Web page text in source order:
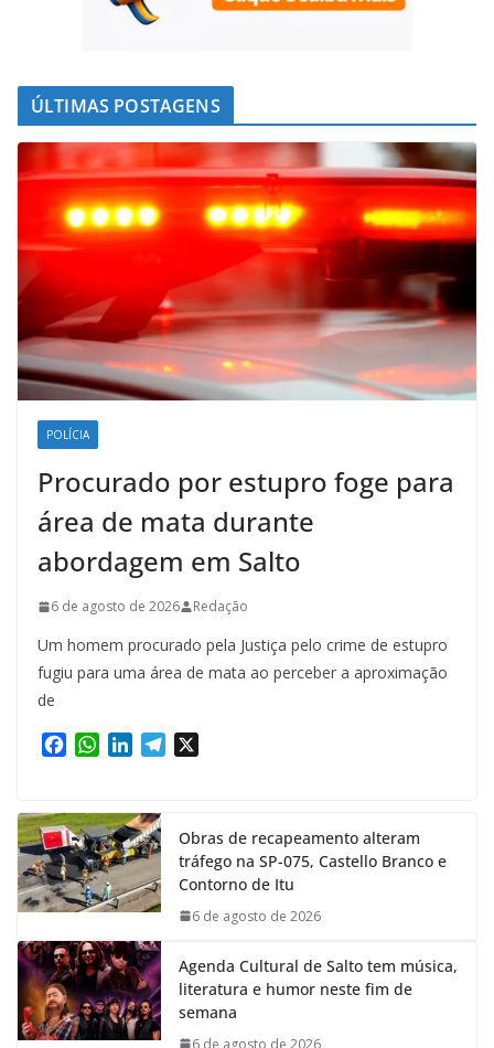
ÚLTIMAS POSTAGENS
POLÍCIA
Procurado por estupro foge para
área de mata durante
abordagem em Salto
6 de agosto de 2026 Redação
Um homem procurado pela Justiça pelo crime de estupro
fugiu para uma área de mata ao perceber a aproximação
de
e
b
o
o
k
W
t
s
A
p
p
k
e
d
I
n
m
Obras de recapeamento alteram
tráfego na SP-075, Castello Branco e
Contorno de Itu
6 de agosto de 2026
Agenda Cultural de Salto tem música,
literatura e humor neste fim de
semana
6 de agosto de 2026